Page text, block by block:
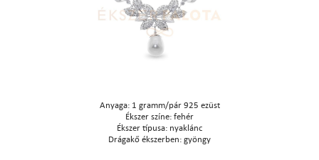
Anyaga: 1 gramm/pár 925 ezüst
Ékszer színe: fehér
Ékszer típusa: nyaklánc
Drágakő ékszerben: gyöngy